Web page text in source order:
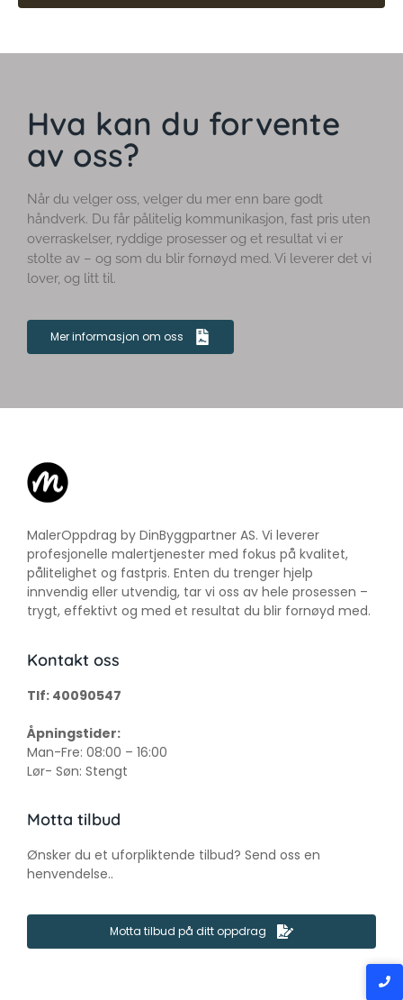
av oss?
Når du velger oss, velger du mer enn bare godt
overraskelser, ryddige prosesser og et resultat vi er
stolte av – og som du blir fornøyd med. Vi leverer det vi
lover, og litt til.
MalerOppdrag by DinByggpartner AS. Vi leverer
pålitelighet og fastpris. Enten du trenger hjelp
innvendig eller utvendig, tar vi oss av hele prosessen –
trygt, effektivt og med et resultat du blir fornøyd med.
Kontakt oss
Tlf: 40090547
Åpningstider:
Lør- Søn: Stengt
Motta tilbud
Ønsker du et uforpliktende tilbud? Send oss en